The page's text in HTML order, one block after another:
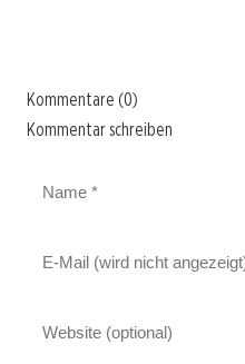
Kommentare (0)
Kommentar schreiben